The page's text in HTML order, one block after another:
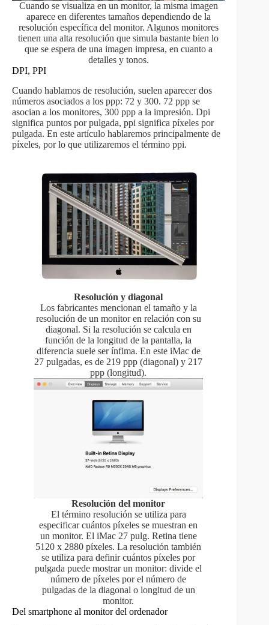
Cuando se visualiza en un monitor, la misma imagen
aparece en diferentes tamaños dependiendo de la
resolución específica del monitor. Algunos monitores
tienen una alta resolución que simula bastante bien lo
que se espera de una imagen impresa, en cuanto a
detalles y tonos.
DPI, PPI
Cuando hablamos de resolución, suelen aparecer dos
números asociados a los ppp: 72 y 300. 72 ppp se
asocian a los monitores, 300 ppp a la impresión. Dpi
significa puntos por pulgada, ppi significa píxeles por
pulgada. En este artículo hablaremos principalmente de
píxeles, por lo que utilizaremos el término ppi.
Resolución y diagonal
Los fabricantes mencionan el tamaño y la
resolución de un monitor en relación con su
diagonal. Si la resolución se calcula en
función de la longitud de la pantalla, la
diferencia suele ser ínfima. En este iMac de
27 pulgadas, es de 219 ppp (diagonal) y 217
ppp (longitud).
Resolución del monitor
El término resolución se utiliza para
especificar cuántos píxeles se muestran en
un monitor. El iMac 27 pulg. Retina tiene
5120 x 2880 píxeles. La resolución también
se utiliza para definir cuántos píxeles por
pulgada puede mostrar un monitor: divide el
número de píxeles por el número de
pulgadas de la diagonal o longitud de un
monitor.
Del smartphone al monitor del ordenador